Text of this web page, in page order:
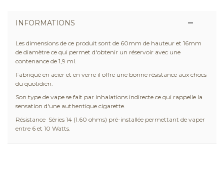
INFORMATIONS
Les dimensions de ce produit sont de 60mm de hauteur et 16mm
de diamètre ce qui permet d'obtenir un réservoir avec une
contenance de 1,9 ml.
Fabriqué en acier et en verre il offre une bonne résistance aux chocs
du quotidien.
Son type de vape se fait par inhalations indirecte ce qui rappelle la
sensation d'une authentique cigarette.
Résistance Séries 14 (1.60 ohms) pré-installée permettant de vaper
entre 6 et 10 Watts.